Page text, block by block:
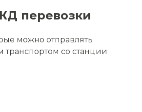
перевозки
можно отправлять
со станции